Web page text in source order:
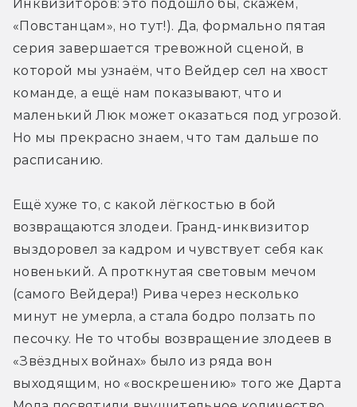
Инквизиторов: это подошло бы, скажем,
«Повстанцам», но тут!). Да, формально пятая
серия завершается тревожной сценой, в
которой мы узнаём, что Вейдер сел на хвост
команде, а ещё нам показывают, что и
маленький Люк может оказаться под угрозой.
Но мы прекрасно знаем, что там дальше по
расписанию.
Ещё хуже то, с какой лёгкостью в бой
возвращаются злодеи. Гранд-инквизитор
выздоровел за кадром и чувствует себя как
новенький. А проткнутая световым мечом
(самого Вейдера!) Рива через несколько
минут не умерла, а стала бодро ползать по
песочку. Не то чтобы возвращение злодеев в
«Звёздных войнах» было из ряда вон
выходящим, но «воскрешению» того же Дарта